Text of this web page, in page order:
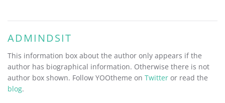
ADMINDSIT
This information box about the author only appears if the
author has biographical information. Otherwise there is not
author box shown. Follow YOOtheme on Twitter or read the
blog.